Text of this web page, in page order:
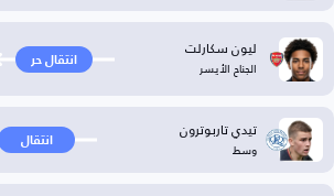
ليون سكارلت
الجناح الأيسر انتقال حر
تيدي تاربوترون
وسط انتقال